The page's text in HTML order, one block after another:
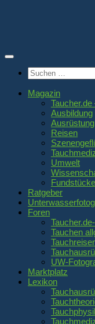
Suchen
nach:
Magazin
Ausbildung
Ausrüstung
Reisen
Umwelt
Fundstücke
Ratgeber
Foren
Tauchen
UW-
Marktplatz
Lexikon